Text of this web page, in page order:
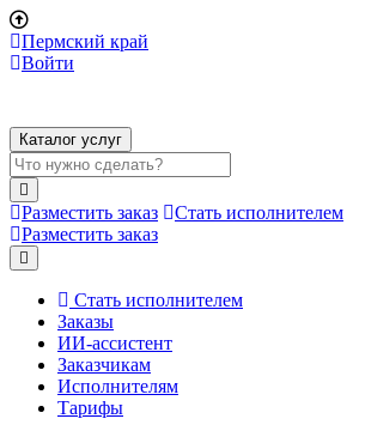
Пермский край
Войти
Каталог услуг
Разместить заказ
Стать исполнителем
Разместить заказ
Стать исполнителем
Заказы
ИИ-ассистент
Заказчикам
Исполнителям
Тарифы